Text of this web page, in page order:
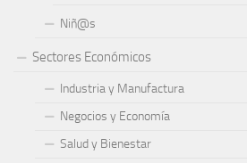
Niñ@s
Sectores Económicos
Industria y Manufactura
Negocios y Economía
Salud y Bienestar